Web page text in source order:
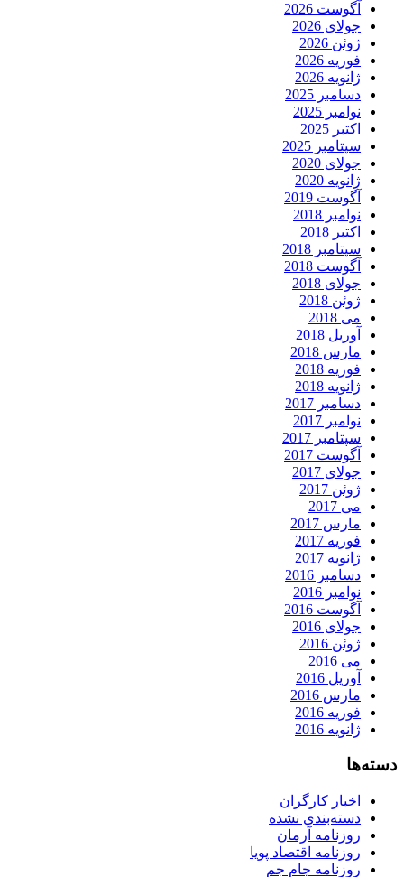
آگوست 2026
جولای 2026
ژوئن 2026
فوریه 2026
ژانویه 2026
دسامبر 2025
نوامبر 2025
اکتبر 2025
سپتامبر 2025
جولای 2020
ژانویه 2020
آگوست 2019
نوامبر 2018
اکتبر 2018
سپتامبر 2018
آگوست 2018
جولای 2018
ژوئن 2018
می 2018
آوریل 2018
مارس 2018
فوریه 2018
ژانویه 2018
دسامبر 2017
نوامبر 2017
سپتامبر 2017
آگوست 2017
جولای 2017
ژوئن 2017
می 2017
مارس 2017
فوریه 2017
ژانویه 2017
دسامبر 2016
نوامبر 2016
آگوست 2016
جولای 2016
ژوئن 2016
می 2016
آوریل 2016
مارس 2016
فوریه 2016
ژانویه 2016
دسته‌ها
اخبار کارگران
دسته‌بندی نشده
روزنامه آرمان
روزنامه اقتصاد پویا
روزنامه جام جم